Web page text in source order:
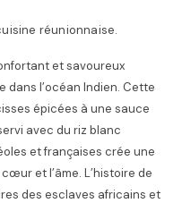
réunionnaise.
et savoureux
dans l’océan Indien. Cette
épicées à une sauce
avec du riz blanc
et françaises crée une
et l’âme. L’histoire de
des esclaves africains et